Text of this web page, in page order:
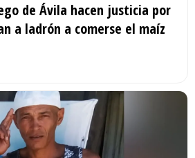
de Ávila hacen justicia por
a ladrón a comerse el maíz